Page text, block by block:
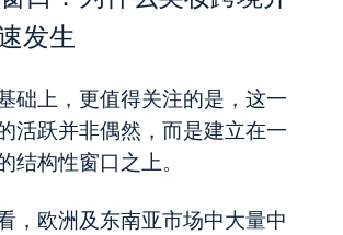
发生
础上，更值得关注的是，这一
活跃并非偶然，而是建立在一
结构性窗口之上。
，欧洲及东南亚市场中大量中